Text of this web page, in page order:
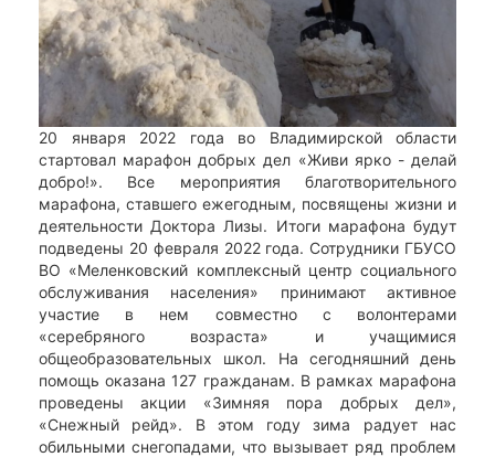
20 января 2022 года во Владимирской области
стартовал марафон добрых дел «Живи ярко - делай
добро!». Все мероприятия благотворительного
марафона, ставшего ежегодным, посвящены жизни и
деятельности Доктора Лизы. Итоги марафона будут
подведены 20 февраля 2022 года. Сотрудники ГБУСО
ВО «Меленковский комплексный центр социального
обслуживания населения» принимают активное
участие в нем совместно с волонтерами
«серебряного возраста» и учащимися
общеобразовательных школ. На сегодняшний день
помощь оказана 127 гражданам. В рамках марафона
проведены акции «Зимняя пора добрых дел»,
«Снежный рейд». В этом году зима радует нас
обильными снегопадами, что вызывает ряд проблем